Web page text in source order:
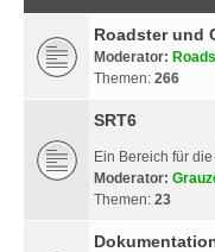
Roadster und
Moderator:
Themen: 266
SRT6
Ein Bereich für
Moderator:
Themen: 23